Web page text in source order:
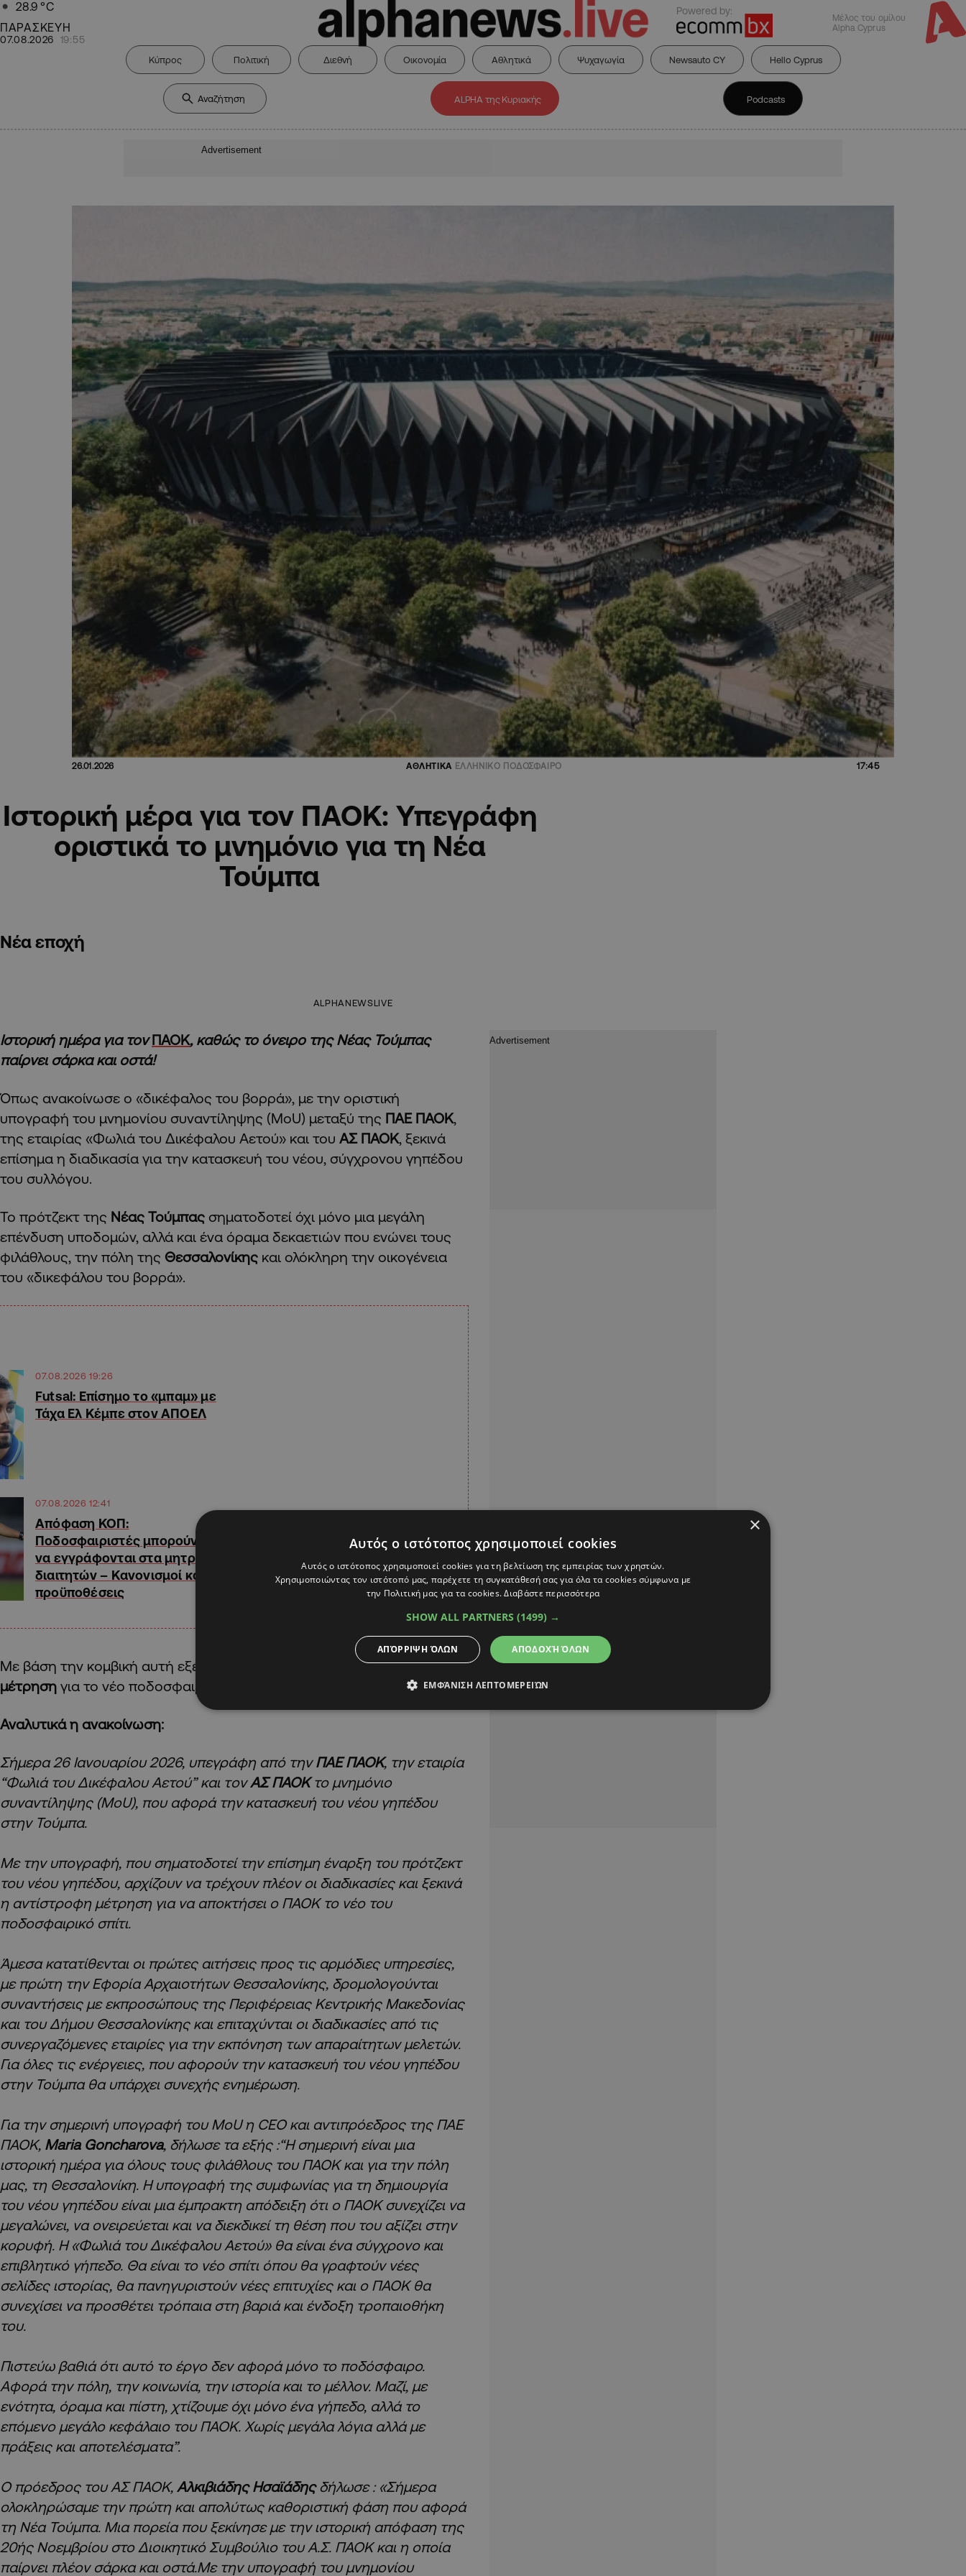
28.9 °C
ΠΑΡΑΣΚΕΥΗ
07.08.2026 19:55
Powered by:
Μέλος του ομίλου
Alpha Cyprus
Κύπρος Πολιτική Διεθνή Οικονομία Αθλητικά Ψυχαγωγία Newsauto CY Hello Cyprus
ALPHA της Κυριακής Podcasts
Advertisement
26.01.2026 ΑΘΛΗΤΙΚΑ ΕΛΛΗΝΙΚΟ ΠΟΔΟΣΦΑΙΡΟ 17:45
Ιστορική μέρα για τον ΠΑΟΚ: Υπεγράφη
οριστικά το μνημόνιο για τη Νέα
Τούμπα
Νέα εποχή
ALPHANEWSLIVE
Ιστορική ημέρα για τονΠΑΟΚ, καθώς το όνειρο της Νέας Τούμπας
παίρνει σάρκα και οστά!
Όπως ανακοίνωσε ο «δικέφαλος του βορρά», με την οριστική
υπογραφή του μνημονίου συναντίληψης (MoU) μεταξύ της ΠΑΕ ΠΑΟΚ,
της εταιρίας «Φωλιά του Δικέφαλου Αετού» και του ΑΣ ΠΑΟΚ, ξεκινά
επίσημα η διαδικασία για την κατασκευή του νέου, σύγχρονου γηπέδου
του συλλόγου.
Το πρότζεκτ της Νέας Τούμπας σηματοδοτεί όχι μόνο μια μεγάλη
επένδυση υποδομών, αλλά και ένα όραμα δεκαετιών που ενώνει τους
φιλάθλους, την πόλη της Θεσσαλονίκης και ολόκληρη την οικογένεια
του «δικεφάλου του βορρά».
07.08.2026 19:26
Futsal: Επίσημο το «μπαμ» με
Τάχα Ελ Κέμπε στον ΑΠΟΕΛ
07.08.2026 12:41
Απόφαση ΚΟΠ:
Ποδοσφαιριστές μπορούν
να εγγράφονται στα μητρώα
διαιτητών – Κανονισμοί και
προϋποθέσεις
Με βάση την κομβική αυτή εξέλιξη, πλέον αρχίζει η
αντίστροφη
μέτρηση για το νέο ποδοσφαιρικό σπίτι του ΠΑΟΚ.
Αναλυτικά η ανακοίνωση:
Σήμερα 26 Ιανουαρίου 2026, υπεγράφη από τηνΠΑΕ ΠΑΟΚ, την εταιρία
“Φωλιά του Δικέφαλου Αετού” και τoνΑΣ ΠΑΟΚτο μνημόνιο
συναντίληψης (MoU), που αφορά την κατασκευή του νέου γηπέδου
στην Τούμπα.
Με την υπογραφή, που σηματοδοτεί την επίσημη έναρξη του πρότζεκτ
του νέου γηπέδου, αρχίζουν να τρέχουν πλέον οι διαδικασίες και ξεκινά
η αντίστροφη μέτρηση για να αποκτήσει ο ΠΑΟΚ το νέο του
ποδοσφαιρικό σπίτι.
Άμεσα κατατίθενται οι πρώτες αιτήσεις προς τις αρμόδιες υπηρεσίες,
με πρώτη την Εφορία Αρχαιοτήτων Θεσσαλονίκης, δρομολογούνται
συναντήσεις με εκπροσώπους της Περιφέρειας Κεντρικής Μακεδονίας
και του Δήμου Θεσσαλονίκης και επιταχύνται οι διαδικασίες από τις
συνεργαζόμενες εταιρίες για την εκπόνηση των απαραίτητων μελετών.
Για όλες τις ενέργειες, που αφορούν την κατασκευή του νέου γηπέδου
στην Τούμπα θα υπάρχει συνεχής ενημέρωση.
Για την σημερινή υπογραφή του MoU η CEO και αντιπρόεδρος της ΠΑΕ
ΠΑΟΚ, Maria Goncharova, δήλωσε τα εξής :“Η σημερινή είναι μια
ιστορική ημέρα για όλους τους φιλάθλους του ΠΑΟΚ και για την πόλη
μας, τη Θεσσαλονίκη. Η υπογραφή της συμφωνίας για τη δημιουργία
του νέου γηπέδου είναι μια έμπρακτη απόδειξη ότι ο ΠΑΟΚ συνεχίζει να
μεγαλώνει, να ονειρεύεται και να διεκδικεί τη θέση που του αξίζει στην
κορυφή. Η «Φωλιά του Δικέφαλου Αετού» θα είναι ένα σύγχρονο και
επιβλητικό γήπεδο. Θα είναι το νέο σπίτι όπου θα γραφτούν νέες
σελίδες ιστορίας, θα πανηγυριστούν νέες επιτυχίες και ο ΠΑΟΚ θα
συνεχίσει να προσθέτει τρόπαια στη βαριά και ένδοξη τροπαιοθήκη
του.
Πιστεύω βαθιά ότι αυτό το έργο δεν αφορά μόνο το ποδόσφαιρο.
Αφορά την πόλη, την κοινωνία, την ιστορία και το μέλλον. Μαζί, με
ενότητα, όραμα και πίστη, χτίζουμε όχι μόνο ένα γήπεδο, αλλά το
επόμενο μεγάλο κεφάλαιο του ΠΑΟΚ. Χωρίς μεγάλα λόγια αλλά με
πράξεις και αποτελέσματα”.
Ο πρόεδρος του ΑΣ ΠΑΟΚ, Αλκιβιάδης Ησαϊάδηςδήλωσε : «Σήμερα
ολοκληρώσαμε την πρώτη και απολύτως καθοριστική φάση που αφορά
τη Νέα Τούμπα. Μια πορεία που ξεκίνησε με την ιστορική απόφαση της
20ής Νοεμβρίου στο Διοικητικό Συμβούλιο του Α.Σ. ΠΑΟΚ και η οποία
παίρνει πλέον σάρκα και οστά.Με την υπογραφή του μνημονίου
×
Αυτός ο ιστότοπος χρησιμοποιεί cookies
Αυτός ο ιστότοπος χρησιμοποιεί cookies για τη βελτίωση της εμπειρίας των χρηστών.
Χρησιμοποιώντας τον ιστότοπό μας, παρέχετε τη συγκατάθεσή σας για όλα τα cookies σύμφωνα με
την Πολιτική μας για τα cookies.Διαβάστε περισσότερα
SHOW ALL PARTNERS (1499) →
ΑΠΟΔΟΧΉ ΌΛΩΝ
ΑΠΌΡΡΙΨΗ ΌΛΩΝ
ΕΜΦΆΝΙΣΗ ΛΕΠΤΟΜΕΡΕΙΏΝ